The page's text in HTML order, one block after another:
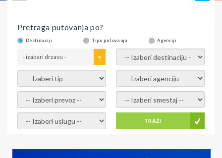
Pretraga putovanja po?
Destinaciji Tipu putovanja Agenciji
- izaberi drzavu - - izaberi destinaciju -
- izaberi tip - - izaberi agenciju -
- izaberi prevoz - - Izaberite smestaj -
- Izaberite uslugu - TRAŽI